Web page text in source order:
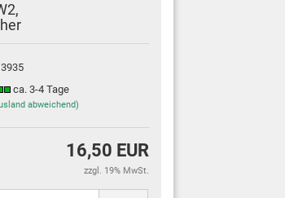
ca. 3-4 Tage
abweichend)
16,50 EUR
zzgl. 19% MwSt.